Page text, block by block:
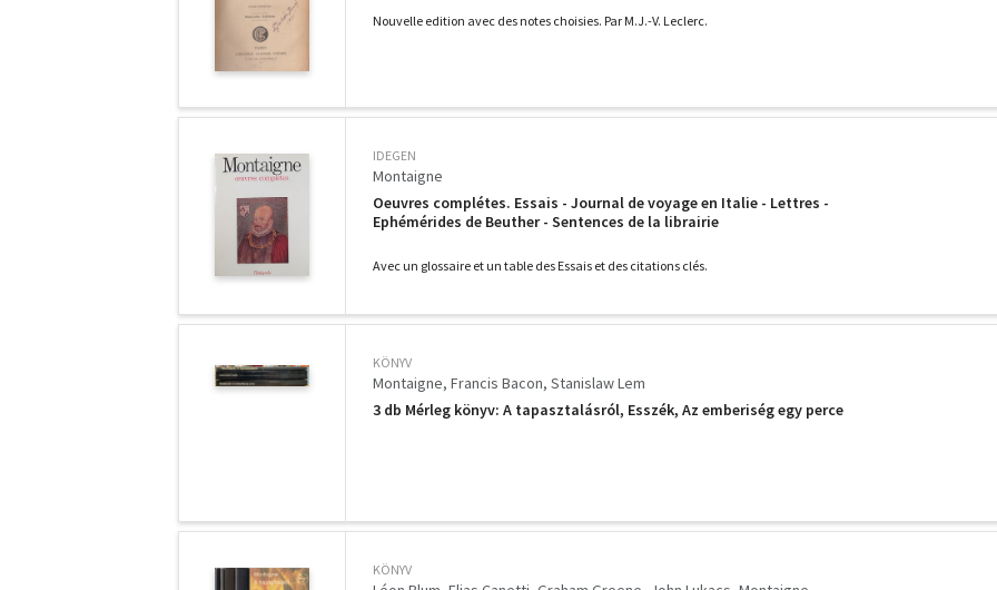
Nouvelle edition avec des notes choisies. Par M.J.-V. Leclerc.
IDEGEN
Montaigne
Oeuvres complétes. Essais - Journal de voyage en Italie - Lettres -
Ephémérides de Beuther - Sentences de la librairie
Avec un glossaire et un table des Essais et des citations clés.
KÖNYV
Montaigne Francis Bacon Stanislaw Lem
3 db Mérleg könyv: A tapasztalásról, Esszék, Az emberiség egy perce
KÖNYV